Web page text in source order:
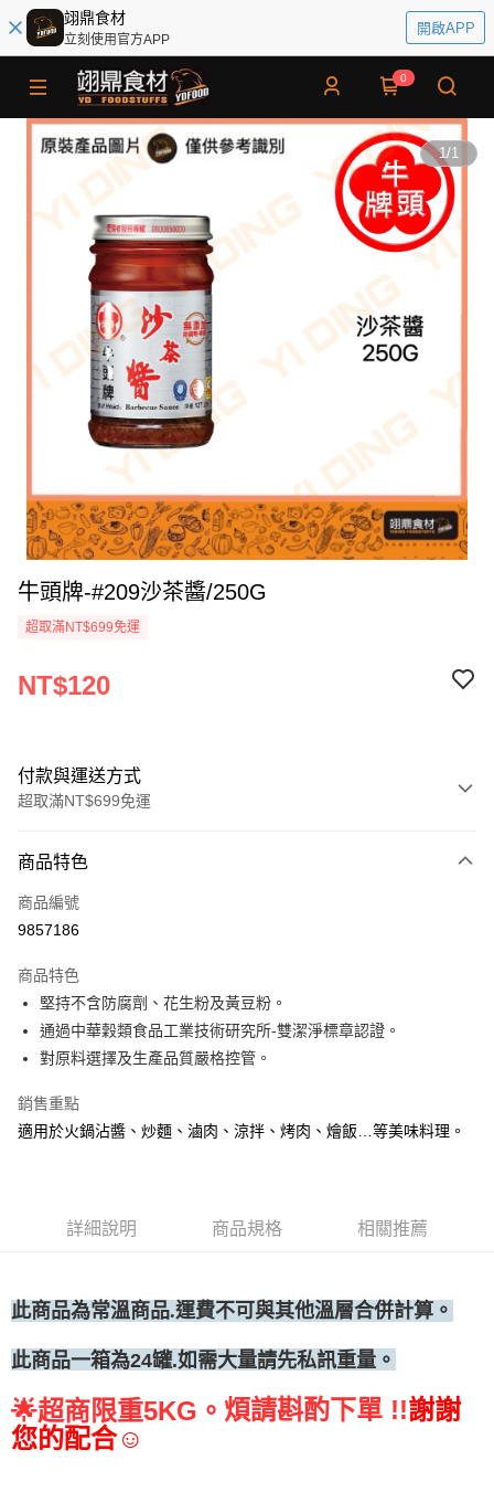
翊鼎食材
立刻使用官方APP
開啟APP
0
1/1
牛頭牌-#209沙茶醬/250G
超取滿NT$699免運
NT$120
付款與運送方式
超取滿NT$699免運
信用卡一次付款
Apple Pay
運送方式
• 付款後全家取貨
每筆NT$60，滿NT$699(含以上)免運費
每筆NT$60，滿NT$699(含以上)免運費
商品特色
商品編號
9857186
商品特色
堅持不含防腐劑、花生粉及黃豆粉。
通過中華穀類食品工業技術研究所-雙潔淨標章認證。
對原料選擇及生產品質嚴格控管。
銷售重點
適用於火鍋沾醬、炒麵、滷肉、涼拌、烤肉、燴飯…等美味料理。
詳細說明 商品規格 相關推薦
此商品為常溫商品.運費不可與其他溫層合併計算。
此商品一箱為24罐.如需大量請先私訊重量。
🌟超商限重5KG。 煩請斟酌下單 !!謝謝
您的配合☺